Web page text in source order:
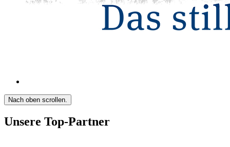
Nach oben scrollen.
Unsere Top-Partner